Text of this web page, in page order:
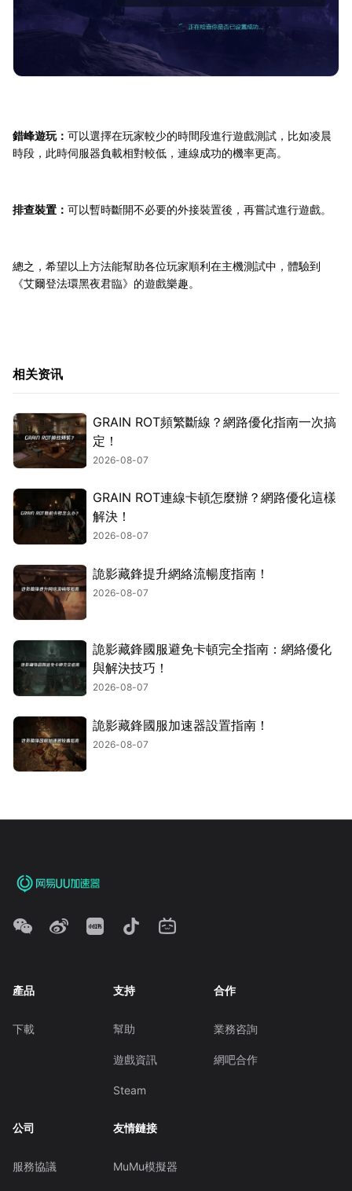
錯峰遊玩： 可以選擇在玩家較少的時間段進行遊戲測試，比如凌晨
時段，此時伺服器負載相對較低，連線成功的機率更高。
排查裝置： 可以暫時斷開不必要的外接裝置後，再嘗試進行遊戲。
總之，希望以上方法能幫助各位玩家順利在主機測試中，體驗到
《艾爾登法環黑夜君臨》的遊戲樂趣。
相关资讯
GRAIN ROT頻繁斷線？網路優化指南一次搞
定！
2026-08-07
GRAIN ROT連線卡頓怎麼辦？網路優化這樣
解決！
2026-08-07
詭影藏鋒提升網絡流暢度指南！
2026-08-07
詭影藏鋒國服避免卡頓完全指南：網絡優化
與解決技巧！
2026-08-07
詭影藏鋒國服加速器設置指南！
2026-08-07
產品
下載
支持
幫助
遊戲資訊
Steam
合作
業務咨詢
網吧合作
公司
服務協議
友情鏈接
MuMu模擬器